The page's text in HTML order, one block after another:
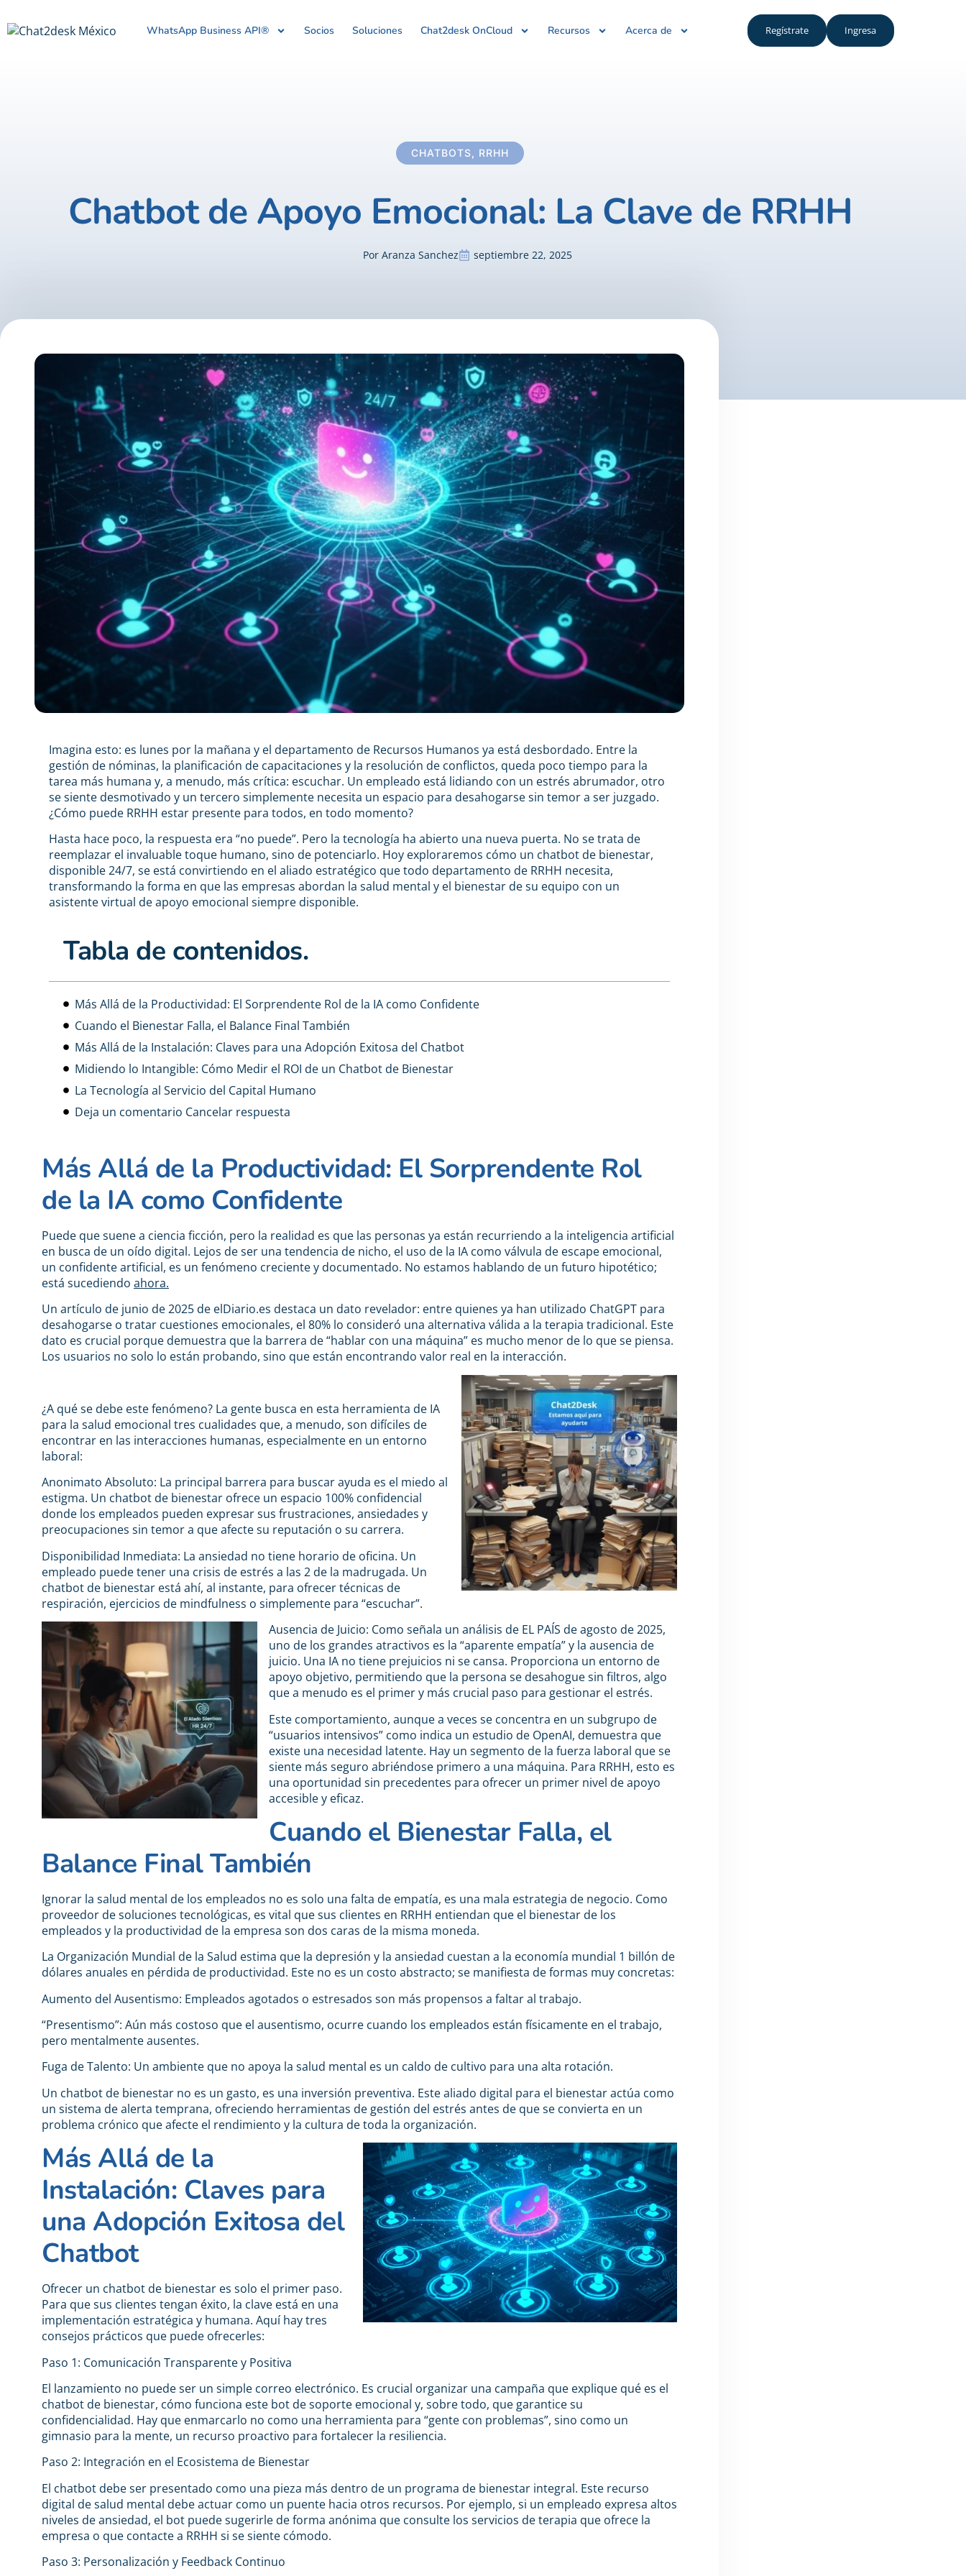
WhatsApp Business API® Socios Soluciones Chat2desk OnCloud Recursos Acerca de Regístrate Ingresa
CHATBOTS RRHH
Chatbot de Apoyo Emocional: La Clave de RRHH
Por Aranza Sanchez septiembre 22, 2025
Imagina esto: es lunes por la mañana y el departamento de Recursos Humanos ya está desbordado. Entre la
gestión de nóminas, la planificación de capacitaciones y la resolución de conflictos, queda poco tiempo para la
tarea más humana y, a menudo, más crítica: escuchar. Un empleado está lidiando con un estrés abrumador, otro
se siente desmotivado y un tercero simplemente necesita un espacio para desahogarse sin temor a ser juzgado.
¿Cómo puede RRHH estar presente para todos, en todo momento?
Hasta hace poco, la respuesta era “no puede”. Pero la tecnología ha abierto una nueva puerta. No se trata de
reemplazar el invaluable toque humano, sino de potenciarlo. Hoy exploraremos cómo un chatbot de bienestar,
disponible 24/7, se está convirtiendo en el aliado estratégico que todo departamento de RRHH necesita,
transformando la forma en que las empresas abordan la salud mental y el bienestar de su equipo con un
asistente virtual de apoyo emocional siempre disponible.
Tabla de contenidos.
Más Allá de la Productividad: El Sorprendente Rol de la IA como Confidente
Cuando el Bienestar Falla, el Balance Final También
Más Allá de la Instalación: Claves para una Adopción Exitosa del Chatbot
Midiendo lo Intangible: Cómo Medir el ROI de un Chatbot de Bienestar
La Tecnología al Servicio del Capital Humano
Deja un comentario Cancelar respuesta
Más Allá de la Productividad: El Sorprendente Rol
de la IA como Confidente
Puede que suene a ciencia ficción, pero la realidad es que las personas ya están recurriendo a la inteligencia artificial
en busca de un oído digital. Lejos de ser una tendencia de nicho, el uso de la IA como válvula de escape emocional,
un confidente artificial, es un fenómeno creciente y documentado. No estamos hablando de un futuro hipotético;
está sucediendo ahora.
Un artículo de junio de 2025 de elDiario.es destaca un dato revelador: entre quienes ya han utilizado ChatGPT para
desahogarse o tratar cuestiones emocionales, el 80% lo consideró una alternativa válida a la terapia tradicional. Este
dato es crucial porque demuestra que la barrera de “hablar con una máquina” es mucho menor de lo que se piensa.
Los usuarios no solo lo están probando, sino que están encontrando valor real en la interacción.
¿A qué se debe este fenómeno? La gente busca en esta herramienta de IA
para la salud emocional tres cualidades que, a menudo, son difíciles de
encontrar en las interacciones humanas, especialmente en un entorno
laboral:
Anonimato Absoluto: La principal barrera para buscar ayuda es el miedo al
estigma. Un chatbot de bienestar ofrece un espacio 100% confidencial
donde los empleados pueden expresar sus frustraciones, ansiedades y
preocupaciones sin temor a que afecte su reputación o su carrera.
Disponibilidad Inmediata: La ansiedad no tiene horario de oficina. Un
empleado puede tener una crisis de estrés a las 2 de la madrugada. Un
chatbot de bienestar está ahí, al instante, para ofrecer técnicas de
respiración, ejercicios de mindfulness o simplemente para “escuchar”.
Ausencia de Juicio: Como señala un análisis de EL PAÍS de agosto de 2025,
uno de los grandes atractivos es la “aparente empatía” y la ausencia de
juicio. Una IA no tiene prejuicios ni se cansa. Proporciona un entorno de
apoyo objetivo, permitiendo que la persona se desahogue sin filtros, algo
que a menudo es el primer y más crucial paso para gestionar el estrés.
Este comportamiento, aunque a veces se concentra en un subgrupo de
“usuarios intensivos” como indica un estudio de OpenAI, demuestra que
existe una necesidad latente. Hay un segmento de la fuerza laboral que se
siente más seguro abriéndose primero a una máquina. Para RRHH, esto es
una oportunidad sin precedentes para ofrecer un primer nivel de apoyo
accesible y eficaz.
Cuando el Bienestar Falla, el
Balance Final También
Ignorar la salud mental de los empleados no es solo una falta de empatía, es una mala estrategia de negocio. Como
proveedor de soluciones tecnológicas, es vital que sus clientes en RRHH entiendan que el bienestar de los
empleados y la productividad de la empresa son dos caras de la misma moneda.
La Organización Mundial de la Salud estima que la depresión y la ansiedad cuestan a la economía mundial 1 billón de
dólares anuales en pérdida de productividad. Este no es un costo abstracto; se manifiesta de formas muy concretas:
Aumento del Ausentismo: Empleados agotados o estresados son más propensos a faltar al trabajo.
“Presentismo”: Aún más costoso que el ausentismo, ocurre cuando los empleados están físicamente en el trabajo,
pero mentalmente ausentes.
Fuga de Talento: Un ambiente que no apoya la salud mental es un caldo de cultivo para una alta rotación.
Un chatbot de bienestar no es un gasto, es una inversión preventiva. Este aliado digital para el bienestar actúa como
un sistema de alerta temprana, ofreciendo herramientas de gestión del estrés antes de que se convierta en un
problema crónico que afecte el rendimiento y la cultura de toda la organización.
Más Allá de la
Instalación: Claves para
una Adopción Exitosa del
Chatbot
Ofrecer un chatbot de bienestar es solo el primer paso.
Para que sus clientes tengan éxito, la clave está en una
implementación estratégica y humana. Aquí hay tres
consejos prácticos que puede ofrecerles:
Paso 1: Comunicación Transparente y Positiva
El lanzamiento no puede ser un simple correo electrónico. Es crucial organizar una campaña que explique qué es el
chatbot de bienestar, cómo funciona este bot de soporte emocional y, sobre todo, que garantice su
confidencialidad. Hay que enmarcarlo no como una herramienta para “gente con problemas”, sino como un
gimnasio para la mente, un recurso proactivo para fortalecer la resiliencia.
Paso 2: Integración en el Ecosistema de Bienestar
El chatbot debe ser presentado como una pieza más dentro de un programa de bienestar integral. Este recurso
digital de salud mental debe actuar como un puente hacia otros recursos. Por ejemplo, si un empleado expresa altos
niveles de ansiedad, el bot puede sugerirle de forma anónima que consulte los servicios de terapia que ofrece la
empresa o que contacte a RRHH si se siente cómodo.
Paso 3: Personalización y Feedback Continuo